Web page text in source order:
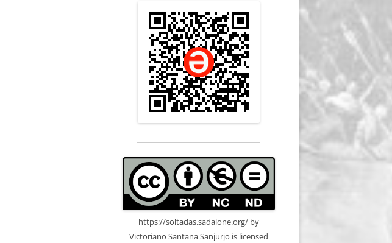
https://soltadas.sadalone.org/ by
Victoriano Santana Sanjurjo is licensed